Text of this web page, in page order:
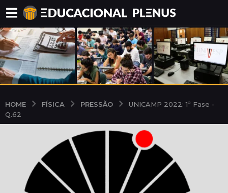
HOME FÍSICA PRESSÃO
UNICAMP 2022: 1ª Fase -
Q.62